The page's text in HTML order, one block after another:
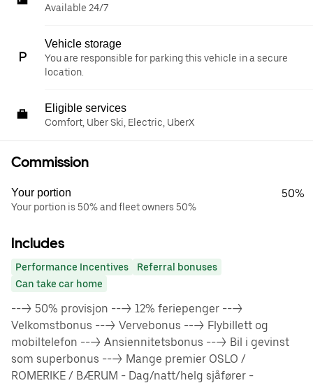
Available 24/7
Vehicle storage
You are responsible for parking this vehicle in a secure
location.
Eligible services
Comfort, Uber Ski, Electric, UberX
Commission
Your portion
Your portion is 50% and fleet owners 50%
50%
Includes
Performance Incentives
Referral bonuses
Can take car home
---> 50% provisjon ---> 12% feriepenger --->
Velkomstbonus ---> Vervebonus ---> Flybillett og
mobiltelefon ---> Ansiennitetsbonus ---> Bil i gevinst
som superbonus ---> Mange premier OSLO /
ROMERIKE / BÆRUM - Dag/natt/helg sjåfører -